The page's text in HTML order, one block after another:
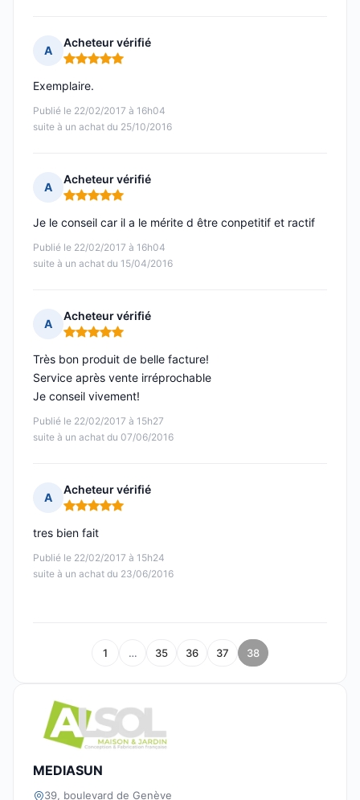
A
Acheteur vérifié
Note : 5 sur 5
Publié le 22/02/2017 à 16h04
suite à un achat du 25/10/2016
Exemplaire.
A
Acheteur vérifié
Note : 5 sur 5
Publié le 22/02/2017 à 16h04
suite à un achat du 15/04/2016
Je le conseil car il a le mérite d être conpetitif et ractif
A
Acheteur vérifié
Note : 5 sur 5
Publié le 22/02/2017 à 15h27
suite à un achat du 07/06/2016
Très bon produit de belle facture!
Service après vente irréprochable
Je conseil vivement!
A
Acheteur vérifié
Note : 5 sur 5
Publié le 22/02/2017 à 15h24
suite à un achat du 23/06/2016
tres bien fait
1 … 35 36 37 38
MEDIASUN
39, boulevard de Genève